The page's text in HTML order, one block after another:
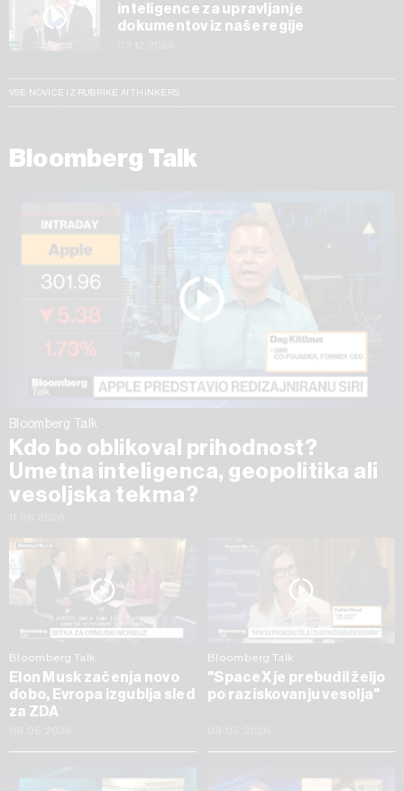
inteligence za upravljanje
dokumentov iz naše regije
VSE NOVICE IZ RUBRIKE AI THINKERS
Bloomberg Talk
Bloomberg Talk
Kdo bo oblikoval prihodnost?
Umetna inteligenca, geopolitika ali
vesoljska tekma?
Bloomberg Talk
Elon Musk začenja novo
dobo, Evropa izgublja sled
za ZDA
Bloomberg Talk
"SpaceX je prebudil željo
po raziskovanju vesolja"